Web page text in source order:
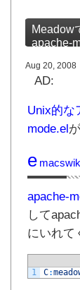
Meadow
apache-
Aug 20, 2008
AD:
Unix的な
mode.el
e
apache-
して
にいれて
1 C: